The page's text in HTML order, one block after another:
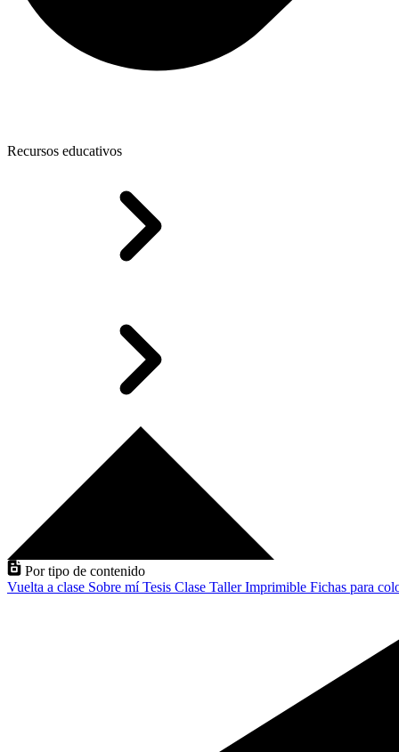
Recursos educativos
Por tipo de contenido
Vuelta a clase Sobre míTesis Clase TallerImprimible Fichas para